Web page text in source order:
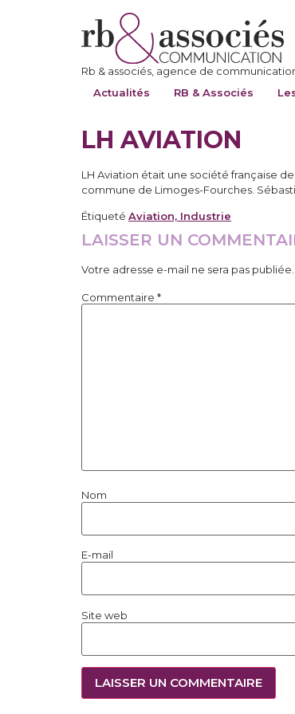
Rb & associés, agence de
Actualités
RB & Associés
LH AVIATION
LH Aviation était une société française
commune de Limoges-Fourches.
Étiqueté Aviation, Industrie
LAISSER UN
Votre adresse e-mail ne sera pas publiée.
Commentaire *
Nom
E-mail
Site web